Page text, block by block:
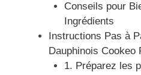
Conseils pour
Ingrédients
Instructions Pas à
Dauphinois Cookeo
1. Préparez les